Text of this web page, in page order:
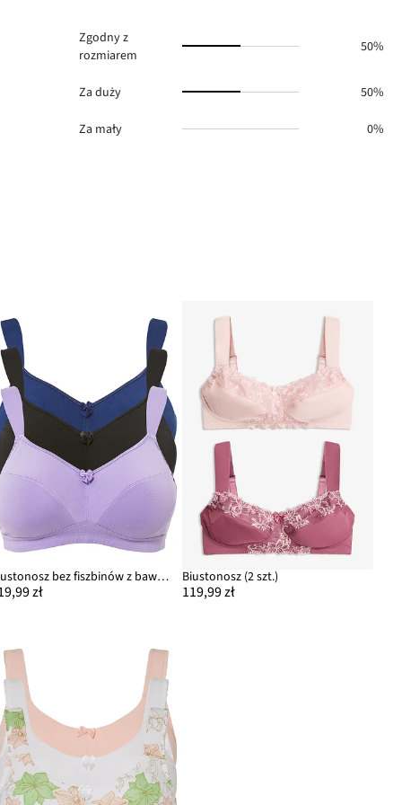
Zgodny z
rozmiarem
50%
Za duży 50%
Za mały 0%
Biustonosz bez fiszbinów z bawełną (3 sztuki)
zł
Biustonosz (2 szt.)
119,99 zł